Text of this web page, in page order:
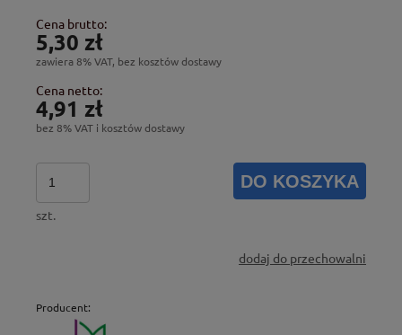
Cena brutto:
5,30 zł
zawiera 8% VAT, bez kosztów dostawy
Cena netto:
4,91 zł
bez 8% VAT i kosztów dostawy
szt.
DO KOSZYKA
dodaj do przechowalni
Producent: